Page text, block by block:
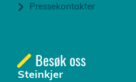
Pressekontakter
Besøk oss
Steinkjer